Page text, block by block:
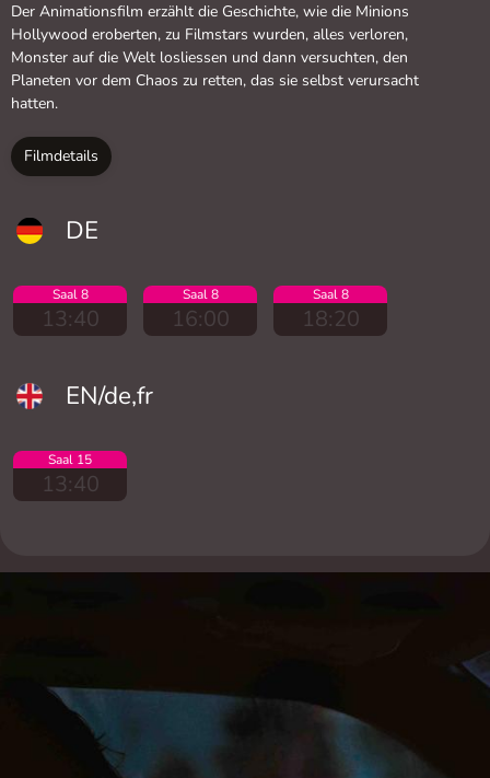
Der Animationsfilm erzählt die Geschichte, wie die Minions
Hollywood eroberten, zu Filmstars wurden, alles verloren,
Monster auf die Welt losliessen und dann versuchten, den
Planeten vor dem Chaos zu retten, das sie selbst verursacht
hatten.
Filmdetails
DE
Saal 8
13:40
Saal 8
16:00
Saal 8
18:20
EN/de,fr
Saal 15
13:40